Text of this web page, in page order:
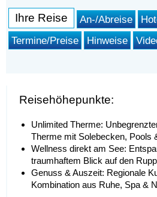
Ihre Reise An-/Abreise
Termine/Preise
Hinweise
Reisehöhepunkte:
Unlimited Therme:
Therme mit Solebecken, Pools
Wellness direkt am See:
traumhaftem Blick auf den
Genuss & Auszeit: Regionale
Kombination aus Ruhe, Spa &